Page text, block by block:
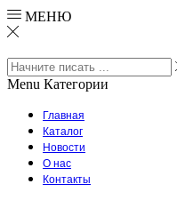
МЕНЮ
Search
input
Menu Категории
Главная
Каталог
Новости
О нас
Контакты